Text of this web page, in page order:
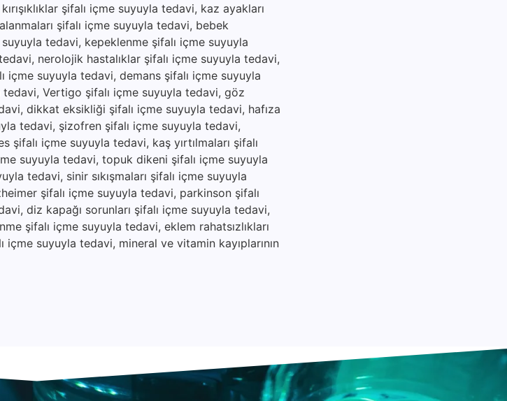
şifalı içme suyuyla tedavi, kaz ayakları
şifalı içme suyuyla tedavi, bebek
tedavi, kepeklenme şifalı içme suyuyla
nerolojik hastalıklar şifalı içme suyuyla tedavi,
içme suyuyla tedavi, demans şifalı içme suyuyla
tedavi, Vertigo şifalı içme suyuyla tedavi, göz
dikkat eksikliği şifalı içme suyuyla tedavi, hafıza
tedavi, şizofren şifalı içme suyuyla tedavi,
içme suyuyla tedavi, kaş yırtılmaları şifalı
suyuyla tedavi, topuk dikeni şifalı içme suyuyla
tedavi, sinir sıkışmaları şifalı içme suyuyla
şifalı içme suyuyla tedavi, parkinson şifalı
diz kapağı sorunları şifalı içme suyuyla tedavi,
şifalı içme suyuyla tedavi, eklem rahatsızlıkları
suyuyla tedavi, mineral ve vitamin kayıplarının